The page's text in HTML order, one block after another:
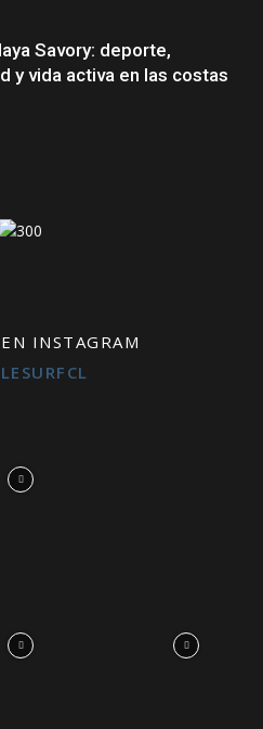
Savory: deporte,
y vida activa en las costas
INSTAGRAM